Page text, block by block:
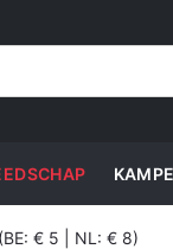
€ 5 | NL: € 8)